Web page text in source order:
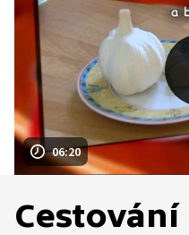
06:20